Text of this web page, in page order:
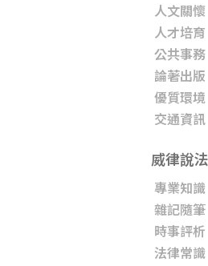
人文關懷
人才培育
公共事務
論著出版
優質環境
交通資訊
威律說法
專業知識
雜記隨筆
時事評析
法律常識